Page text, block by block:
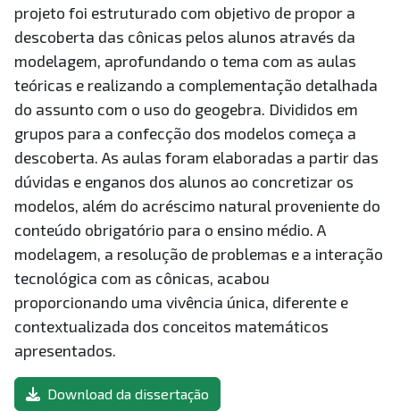
projeto foi estruturado com objetivo de propor a
descoberta das cônicas pelos alunos através da
modelagem, aprofundando o tema com as aulas
teóricas e realizando a complementação detalhada
do assunto com o uso do geogebra. Divididos em
grupos para a confecção dos modelos começa a
descoberta. As aulas foram elaboradas a partir das
dúvidas e enganos dos alunos ao concretizar os
modelos, além do acréscimo natural proveniente do
conteúdo obrigatório para o ensino médio. A
modelagem, a resolução de problemas e a interação
tecnológica com as cônicas, acabou
proporcionando uma vivência única, diferente e
contextualizada dos conceitos matemáticos
apresentados.
Download da dissertação